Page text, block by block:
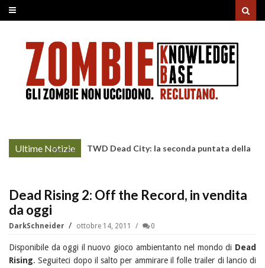
Ultime Notizie
More »
TWD Dead City: la seconda puntata della
Dead Rising 2: Off the Record, in vendita
da oggi
DarkSchneider ottobre 14, 2011 0
Disponibile da oggi il nuovo gioco ambientanto nel mondo di Dead
Rising. Seguiteci dopo il salto per ammirare il folle trailer di lancio di